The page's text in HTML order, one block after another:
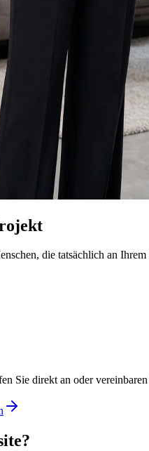
die tatsächlich an
Sie direkt an oder